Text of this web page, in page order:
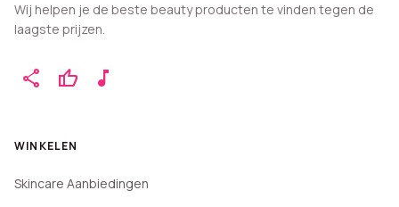
Wij helpen je de beste beauty producten te vinden tegen de
laagste prijzen.
share thumb_up music_note
WINKELEN
Skincare Aanbiedingen